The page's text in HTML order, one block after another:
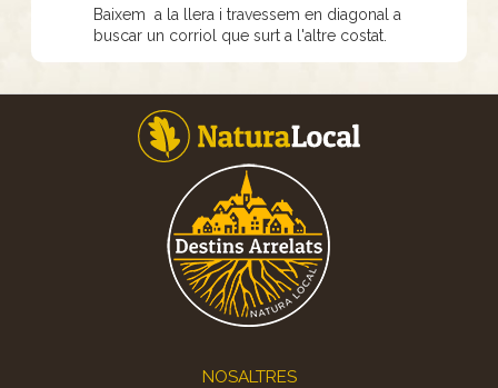
Baixem a la llera i travessem en diagonal a
buscar un corriol que surt a l'altre costat.
NOSALTRES